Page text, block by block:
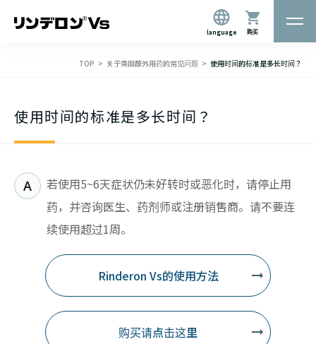
language 购买
TOP 关于类固醇外用药的常见问题 使用时间的标准是多长时间？
使用时间的标准是多长时间？
若使用5~6天症状仍未好转时或恶化时，请停止用
药，并咨询医生、药剂师或注册销售商。请不要连
续使用超过1周。
Rinderon Vs的使用方法
购买请点击这里